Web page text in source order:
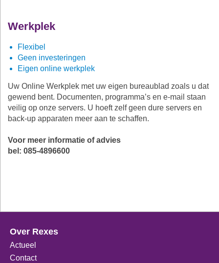
Werkplek
Flexibel
Geen investeringen
Eigen online werkplek
Uw Online Werkplek met uw eigen bureaublad zoals u dat
gewend bent. Documenten, programma’s en e-mail staan
veilig op onze servers. U hoeft zelf geen dure servers en
back-up apparaten meer aan te schaffen.
Voor meer informatie of advies
bel: 085-4896600
Over Rexes
Actueel
Contact